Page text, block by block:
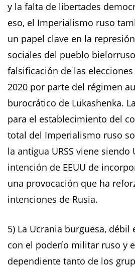
y la falta de libertades
eso, el Imperialismo ruso
un papel clave en la
sociales del pueblo
falsificación de las
2020 por parte del régimen
burocrático de Lukashenka.
para el establecimiento del
total del Imperialismo ruso
la antigua URSS viene siendo
intención de EEUU de
una provocación que ha
intenciones de Rusia.
5) La Ucrania burguesa, débil
con el poderío militar ruso y
dependiente tanto de los